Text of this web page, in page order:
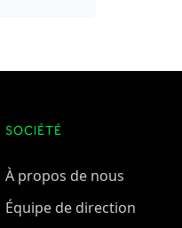
SOCIÉTÉ
À propos de nous
Équipe de direction